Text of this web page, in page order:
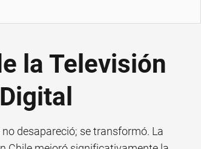
la Televisión
desapareció; se transformó. La